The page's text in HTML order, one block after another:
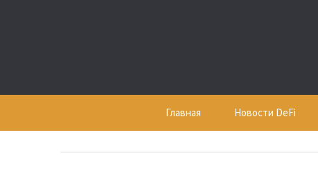
Главная Новости DeFi